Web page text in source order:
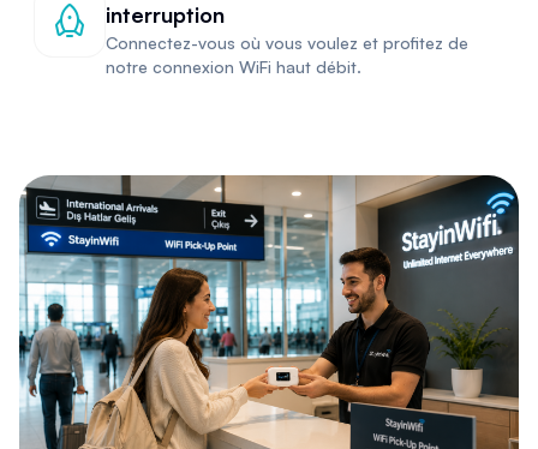
interruption
Connectez-vous où vous voulez et profitez de
notre connexion WiFi haut débit.